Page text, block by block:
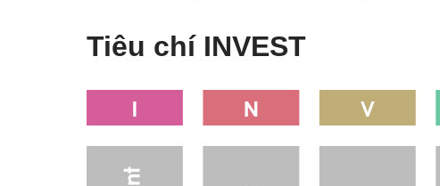
Tiêu chí INVEST